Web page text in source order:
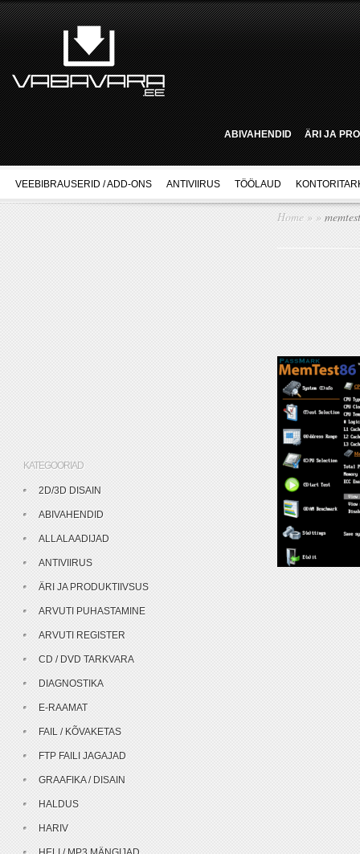
ABIVAHENDID ÄRI JA
VEEBIBRAUSERID / ADD-ONS ANTIVIIRUS TÖÖLAUD
Home » »
KATEGOORIAD
2D/3D DISAIN
ABIVAHENDID
ALLALAADIJAD
ANTIVIIRUS
ÄRI JA PRODUKTIIVSUS
ARVUTI PUHASTAMINE
ARVUTI REGISTER
CD / DVD TARKVARA
DIAGNOSTIKA
E-RAAMAT
FAIL / KÕVAKETAS
FTP FAILI JAGAJAD
GRAAFIKA / DISAIN
HALDUS
HARIV